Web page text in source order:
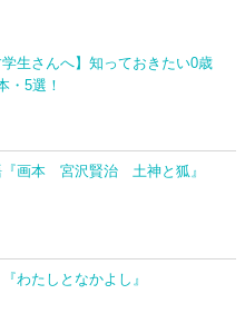
学生さんへ】知っておきたい0歳
・5選！
『画本 宮沢賢治 土神と狐』
わたしとなかよし』